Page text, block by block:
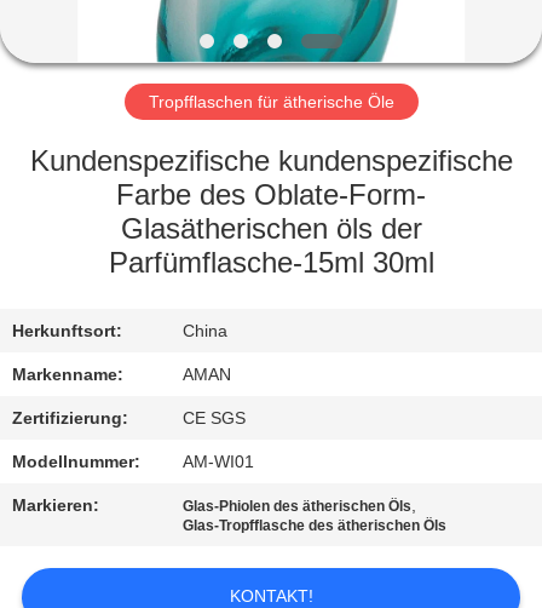
VR-
SHOW
ÜBER
WERKSBESICHTIGUNG
QUALITÄTSKONTROLLE
KONTAKT
MIT
UNS
NACHRICHT
Tropfflaschen für ätherische Öle
Kundenspezifische kundenspezifische
Farbe des Oblate-Form-
Glasätherischen öls der
Parfümflasche-15ml 30ml
Herkunftsort: China
Markenname: AMAN
Zertifizierung: CE SGS
Modellnummer: AM-WI01
Markieren: Glas-Phiolen des ätherischen Öls,
Glas-Tropfflasche des ätherischen Öls
KONTAKT!